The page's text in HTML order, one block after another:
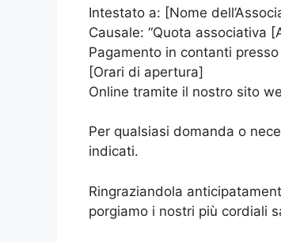
Intestato a: [Nome
Causale: “Quota associativa
Pagamento in contanti
[Orari di apertura]
Online tramite il nostro sito
Per qualsiasi domanda o
indicati.
Ringraziandola
porgiamo i nostri più cordiali